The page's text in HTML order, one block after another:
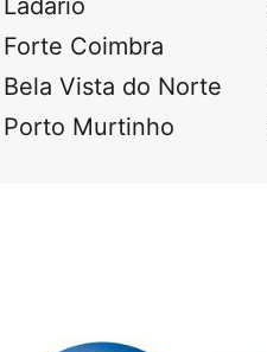
Ladário
Forte Coimbra
Bela Vista do Norte
Porto Murtinho